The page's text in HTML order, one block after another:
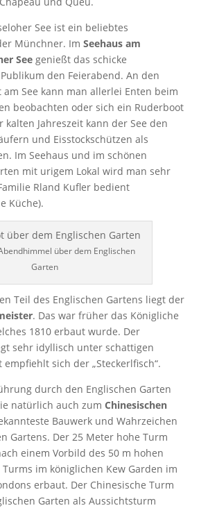
See ist ein beliebtes
Münchner. Im Seehaus am
Seegenießt das schicke
den Feierabend. An den
am See kann man allerlei Enten beim
beobachten oder sich ein Ruderboot
kalten Jahreszeit kann der See den
und Eisstockschützen als
Im Seehaus und im schönen
mit urigem Lokal wird man sehr
Rland Kufler bedient
Küche).
über dem Englischen
Garten
Teil des Englischen Gartens liegt der
. Das war früher das Königliche
1810 erbaut wurde. Der
sehr idyllisch unter schattigen
empfiehlt sich der „Steckerlfisch“.
durch den Englischen Garten
natürlich auch zum Chinesischen
Bauwerk und Wahrzeichen
Gartens. Der 25 Meter hohe Turm
einem Vorbild des 50 m hohen
Turms im königlichen Kew Garden im
erbaut. Der Chinesische Turm
Garten als Aussichtsturm